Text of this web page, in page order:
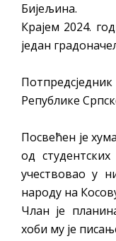
Бијељина.
Крајем 2024.
један
Републике
Посвећен је
од
учествовао у
народу на
Члан је
хоби му је